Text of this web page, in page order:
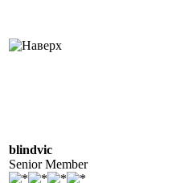
blindvic
Senior Member